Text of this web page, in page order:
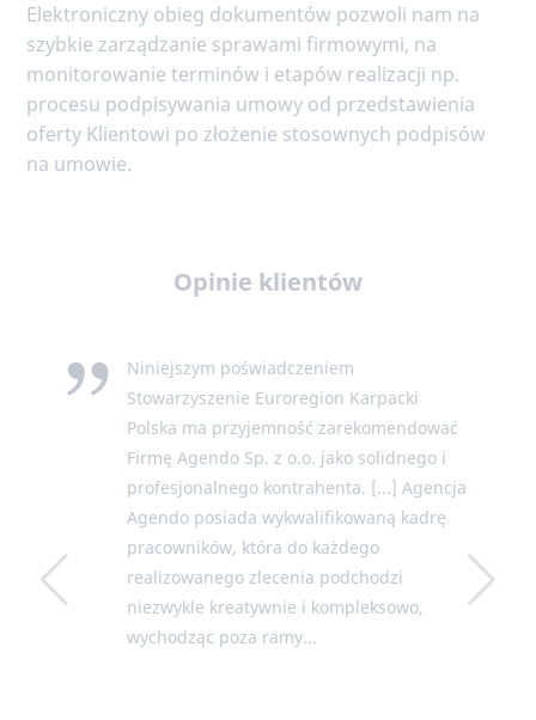
Elektroniczny obieg dokumentów pozwoli nam na
szybkie zarządzanie sprawami firmowymi, na
monitorowanie terminów i etapów realizacji np.
procesu podpisywania umowy od przedstawienia
oferty Klientowi po złożenie stosownych podpisów
na umowie.
Opinie klientów
Niniejszym poświadczeniem
Stowarzyszenie Euroregion Karpacki
Polska ma przyjemność zarekomendować
Firmę Agendo Sp. z o.o. jako solidnego i
profesjonalnego kontrahenta. [...] Agencja
Agendo posiada wykwalifikowaną kadrę
pracowników, która do każdego
realizowanego zlecenia podchodzi
niezwykle kreatywnie i kompleksowo,
wychodząc poza ramy...